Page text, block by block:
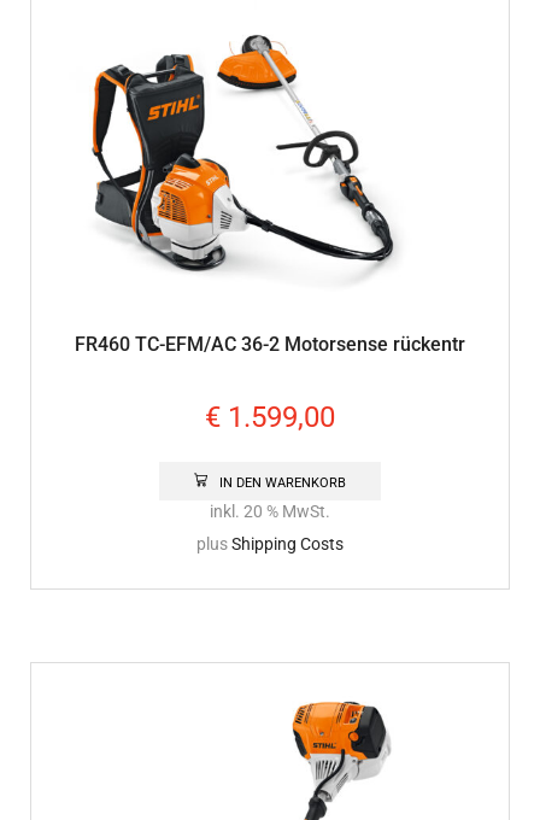
FR460 TC-EFM/AC 36-2 Motorsense rückentr
€ 1.599,00
IN DEN WARENKORB
inkl. 20 % MwSt.
plusShipping Costs